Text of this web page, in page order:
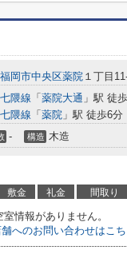
福岡市中央区薬院 １丁目
隈線 「 薬院大通 」駅 徒
隈線 「 薬院 」駅 徒歩6分
- 構造 木造
敷金 礼金 間取り
室情報がありません。
へのお問い合わせはこち